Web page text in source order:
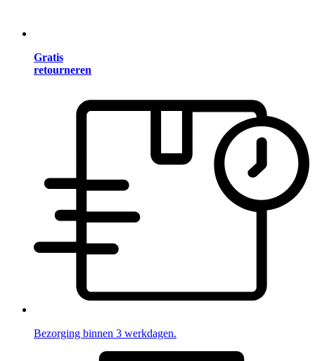
Gratis
retourneren
Bezorging binnen 3 werkdagen.